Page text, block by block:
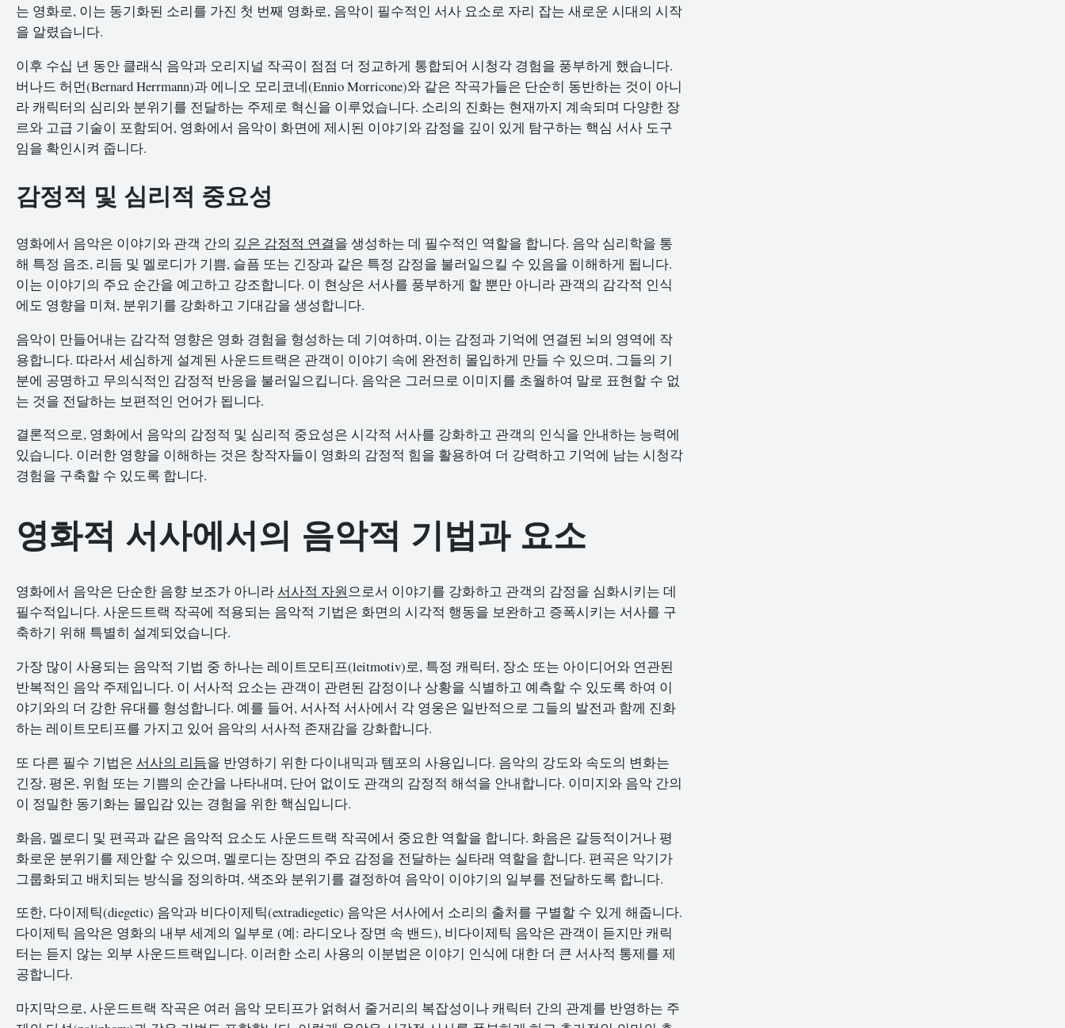
는 영화로, 이는 동기화된 소리를 가진 첫 번째 영화로, 음악이 필수적인 서사 요소로 자리 잡는 새로운 시대의 시작
을 알렸습니다.
이후 수십 년 동안 클래식 음악과 오리지널 작곡이 점점 더 정교하게 통합되어 시청각 경험을 풍부하게 했습니다.
버나드 허먼(Bernard Herrmann)과 에니오 모리코네(Ennio Morricone)와 같은 작곡가들은 단순히 동반하는 것이 아니
라 캐릭터의 심리와 분위기를 전달하는 주제로 혁신을 이루었습니다. 소리의 진화는 현재까지 계속되며 다양한 장
르와 고급 기술이 포함되어, 영화에서 음악이 화면에 제시된 이야기와 감정을 깊이 있게 탐구하는 핵심 서사 도구
임을 확인시켜 줍니다.
감정적 및 심리적 중요성
영화에서 음악은 이야기와 관객 간의 깊은 감정적 연결을 생성하는 데 필수적인 역할을 합니다. 음악 심리학을 통
해 특정 음조, 리듬 및 멜로디가 기쁨, 슬픔 또는 긴장과 같은 특정 감정을 불러일으킬 수 있음을 이해하게 됩니다.
이는 이야기의 주요 순간을 예고하고 강조합니다. 이 현상은 서사를 풍부하게 할 뿐만 아니라 관객의 감각적 인식
에도 영향을 미쳐, 분위기를 강화하고 기대감을 생성합니다.
음악이 만들어내는 감각적 영향은 영화 경험을 형성하는 데 기여하며, 이는 감정과 기억에 연결된 뇌의 영역에 작
용합니다. 따라서 세심하게 설계된 사운드트랙은 관객이 이야기 속에 완전히 몰입하게 만들 수 있으며, 그들의 기
분에 공명하고 무의식적인 감정적 반응을 불러일으킵니다. 음악은 그러므로 이미지를 초월하여 말로 표현할 수 없
는 것을 전달하는 보편적인 언어가 됩니다.
결론적으로, 영화에서 음악의 감정적 및 심리적 중요성은 시각적 서사를 강화하고 관객의 인식을 안내하는 능력에
있습니다. 이러한 영향을 이해하는 것은 창작자들이 영화의 감정적 힘을 활용하여 더 강력하고 기억에 남는 시청각
경험을 구축할 수 있도록 합니다.
영화적 서사에서의 음악적 기법과 요소
영화에서 음악은 단순한 음향 보조가 아니라 서사적 자원으로서 이야기를 강화하고 관객의 감정을 심화시키는 데
필수적입니다. 사운드트랙 작곡에 적용되는 음악적 기법은 화면의 시각적 행동을 보완하고 증폭시키는 서사를 구
축하기 위해 특별히 설계되었습니다.
가장 많이 사용되는 음악적 기법 중 하나는 레이트모티프(leitmotiv)로, 특정 캐릭터, 장소 또는 아이디어와 연관된
반복적인 음악 주제입니다. 이 서사적 요소는 관객이 관련된 감정이나 상황을 식별하고 예측할 수 있도록 하여 이
야기와의 더 강한 유대를 형성합니다. 예를 들어, 서사적 서사에서 각 영웅은 일반적으로 그들의 발전과 함께 진화
하는 레이트모티프를 가지고 있어 음악의 서사적 존재감을 강화합니다.
또 다른 필수 기법은 서사의 리듬을 반영하기 위한 다이내믹과 템포의 사용입니다. 음악의 강도와 속도의 변화는
긴장, 평온, 위험 또는 기쁨의 순간을 나타내며, 단어 없이도 관객의 감정적 해석을 안내합니다. 이미지와 음악 간의
이 정밀한 동기화는 몰입감 있는 경험을 위한 핵심입니다.
화음, 멜로디 및 편곡과 같은 음악적 요소도 사운드트랙 작곡에서 중요한 역할을 합니다. 화음은 갈등적이거나 평
화로운 분위기를 제안할 수 있으며, 멜로디는 장면의 주요 감정을 전달하는 실타래 역할을 합니다. 편곡은 악기가
그룹화되고 배치되는 방식을 정의하며, 색조와 분위기를 결정하여 음악이 이야기의 일부를 전달하도록 합니다.
또한, 다이제틱(diegetic) 음악과 비다이제틱(extradiegetic) 음악은 서사에서 소리의 출처를 구별할 수 있게 해줍니다.
다이제틱 음악은 영화의 내부 세계의 일부로 (예: 라디오나 장면 속 밴드), 비다이제틱 음악은 관객이 듣지만 캐릭
터는 듣지 않는 외부 사운드트랙입니다. 이러한 소리 사용의 이분법은 이야기 인식에 대한 더 큰 서사적 통제를 제
공합니다.
마지막으로, 사운드트랙 작곡은 여러 음악 모티프가 얽혀서 줄거리의 복잡성이나 캐릭터 간의 관계를 반영하는 주